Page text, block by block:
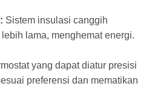
Sistem insulasi canggih
lama, menghemat energi.
yang dapat diatur presisi
preferensi dan mematikan